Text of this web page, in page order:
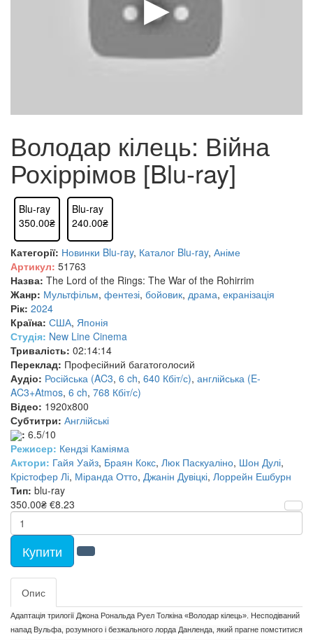
Володар кілець: Війна
Рохіррімов [Blu-ray]
Blu-ray
350.00₴
Blu-ray
240.00₴
Категорії: Новинки Blu-ray, Каталог Blu-ray, Аніме
Артикул: 51763
Назва: The Lord of the Rings: The War of the Rohirrim
Жанр: Мультфільм, фентезі, бойовик, драма, екранізація
Рік: 2024
Країна: США, Японія
Студія: New Line Cinema
Тривалість: 02:14:14
Переклад: Професійний багатоголосий
Аудіо: Російська (AC3, 6 ch, 640 Кбіт/с), англійська (E-
AC3+Atmos, 6 ch, 768 Кбіт/с)
Відео: 1920x800
Субтитри: Англійські
: 6.5/10
Режисер: Кендзі Каміяма
Актори: Гайя Уайз, Браян Кокс, Люк Паскуаліно, Шон Дулі,
Крістофер Лі, Міранда Отто, Джанін Дувіцкі, Лоррейн Ешбурн
Тип: blu-ray
350.00₴ €8.23
Купити
Опис
Адаптація трилогії Джона Рональда Руел Толкіна «Володар кілець». Несподіваний
напад Вульфа, розумного і безжального лорда Данленда, який прагне помститися